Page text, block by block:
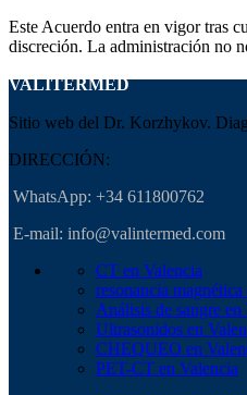
Este Acuerdo entra en vigor tras
discreción. La administración no
VALITERMED
Sitio web del Dr. Korzhykov.
DIRECCIÓN:
WhatsApp: +34 611800762
E-mail: info@valintermed.com
CT en Valencia
resonancia
Análisis de sangre en
Ultrasonidos en
CHEQUEO en
PET-CT en Valencia